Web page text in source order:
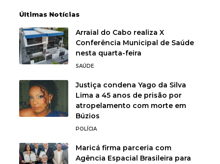
Últimas Notícias
Arraial do Cabo realiza X
Conferência Municipal de Saúde
nesta quarta-feira
SAÚDE
Justiça condena Yago da Silva
Lima a 45 anos de prisão por
atropelamento com morte em
Búzios
POLÍCIA
Maricá firma parceria com
Agência Espacial Brasileira para